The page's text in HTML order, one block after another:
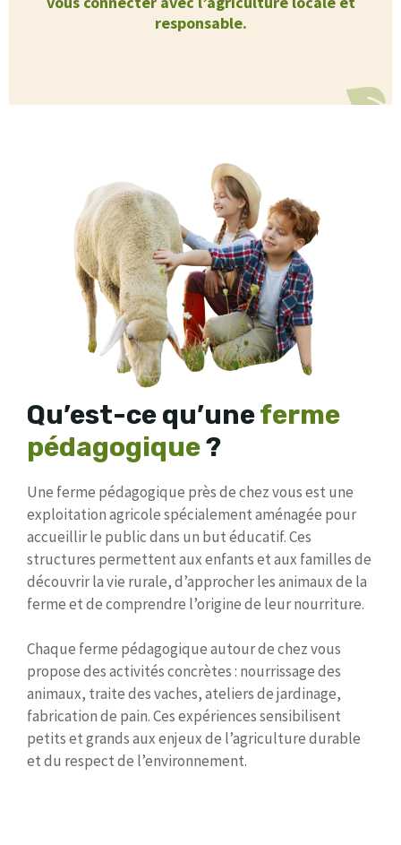
responsable.
Qu’est-ce qu’uneferme
pédagogique?
Une ferme pédagogique près de chez vous est une
exploitation agricole spécialement aménagée pour
accueillir le public dans un but éducatif. Ces
structures permettent aux enfants et aux familles de
découvrir la vie rurale, d’approcher les animaux de la
ferme et de comprendre l’origine de leur nourriture.
Chaque ferme pédagogique autour de chez vous
propose des activités concrètes : nourrissage des
animaux, traite des vaches, ateliers de jardinage,
fabrication de pain. Ces expériences sensibilisent
petits et grands aux enjeux de l’agriculture durable
et du respect de l’environnement.